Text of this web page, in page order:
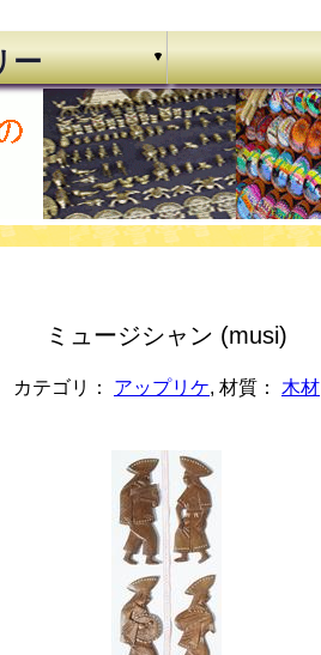
ー
ミュージシャン (musi)
カテゴリ： アップリケ, 材質： 木材